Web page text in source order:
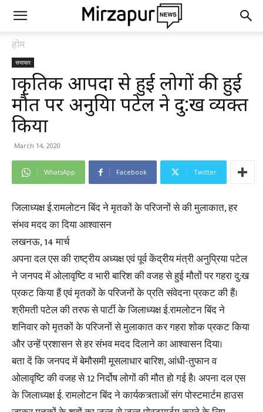
होम
समाचार
प्राकृतिक आपदा से हुई लोगों की हुई
मौत पर अनुप्रिया पटेल ने दु:ख व्यक्त
किया
March 14, 2020
WhatsApp Facebook Twitter
जिलाध्यक्ष ई.रामलोटन बिंद ने मृतकों के परिजनों से की मुलाकात, हर
संभव मदद का दिया आश्वासन
लखनऊ, 14 मार्च
अपना दल एस की राष्ट्रीय अध्यक्ष एवं पूर्व केंद्रीय मंत्री अनुप्रिया पटेल
ने जनपद में ओलावृष्टि व भारी बारिश की वजह से हुई मौतों पर गहरा दु:ख
प्रकट किया हैं एवं मृतकों के परिजनों के प्रति संवेदना प्रकट की हैं।
श्रीमती पटेल की तरफ से पार्टी के जिलाध्यक्ष ई.रामलोटन बिंद ने
शनिवार को मृतकों के परिजनों से मुलाकात कर गहरा शोक प्रकट किया
और उन्हें प्रशासन से हर संभव मदद दिलाने का आश्वासन दिया।
बता दें कि जनपद में बेमौसमी मूसलाधार बारिश, आंधी-तुफान व
ओलावृष्टि की वजह से 12 निर्दोष लोगों की मौत हो गई है। अपना दल एस
के जिलाध्यक्ष ई. रामलोटन बिंद ने कार्यकत्र्ताओं संग पोस्टमार्टम हाउस